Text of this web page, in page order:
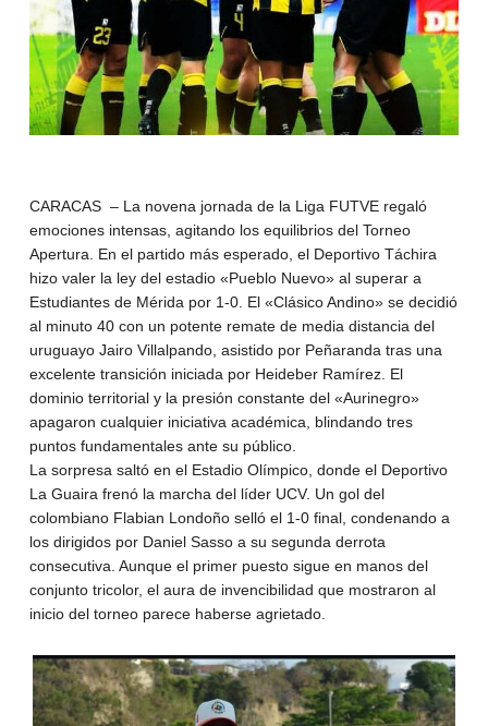
CARACAS – La novena jornada de la Liga FUTVE regaló
emociones intensas, agitando los equilibrios del Torneo
Apertura. En el partido más esperado, el Deportivo Táchira
hizo valer la ley del estadio «Pueblo Nuevo» al superar a
Estudiantes de Mérida por 1-0. El «Clásico Andino» se decidió
al minuto 40 con un potente remate de media distancia del
uruguayo Jairo Villalpando, asistido por Peñaranda tras una
excelente transición iniciada por Heideber Ramírez. El
dominio territorial y la presión constante del «Aurinegro»
apagaron cualquier iniciativa académica, blindando tres
puntos fundamentales ante su público.
La sorpresa saltó en el Estadio Olímpico, donde el Deportivo
La Guaira frenó la marcha del líder UCV. Un gol del
colombiano Flabian Londoño selló el 1-0 final, condenando a
los dirigidos por Daniel Sasso a su segunda derrota
consecutiva. Aunque el primer puesto sigue en manos del
conjunto tricolor, el aura de invencibilidad que mostraron al
inicio del torneo parece haberse agrietado.